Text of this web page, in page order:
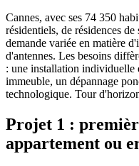
Cannes, avec ses 74 350
résidentiels, de résidences
demande variée en matière
d'antennes. Les besoins
: une installation individuelle
immeuble, un dépannage
technologique. Tour
Projet 1 :
appartement ou